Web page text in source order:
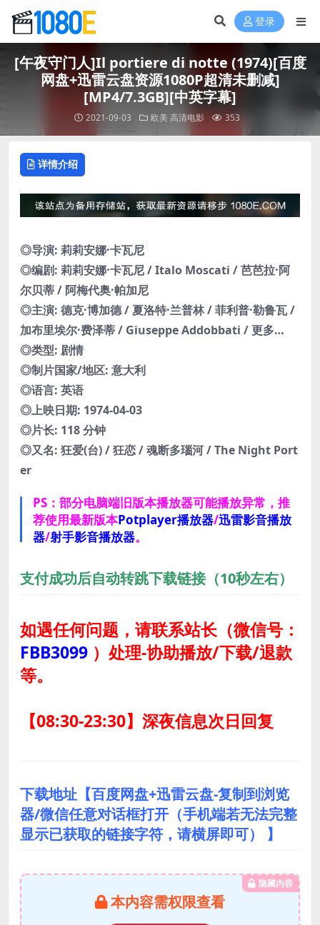
登录
[午夜守门人]Il portiere di notte (1974)[百度
网盘+迅雷云盘资源1080P超清未删减]
[MP4/7.3GB][中英字幕]
2021-09-03 欧美高清电影 353
详情介绍
◎导演: 莉莉安娜·卡瓦尼
◎编剧: 莉莉安娜·卡瓦尼 / Italo Moscati / 芭芭拉·阿
尔贝蒂 / 阿梅代奥·帕加尼
◎主演: 德克·博加德 / 夏洛特·兰普林 / 菲利普·勒鲁瓦 /
加布里埃尔·费泽蒂 / Giuseppe Addobbati / 更多…
◎类型: 剧情
◎制片国家/地区: 意大利
◎语言: 英语
◎上映日期: 1974-04-03
◎片长: 118 分钟
◎又名: 狂爱(台) / 狂恋 / 魂断多瑙河 / The Night Port
er
PS：部分电脑端旧版本播放器可能播放异常，推
荐使用最新版本Potplayer播放器/迅雷影音播放
器/射手影音播放器。
支付成功后自动转跳下载链接（10秒左右）
如遇任何问题，请联系站长（微信号：
FBB3099 ） 处理-协助播放/下载/退款
等。
【08:30-23:30】深夜信息次日回复
下载地址【百度网盘+迅雷云盘-复制到浏览
器/微信任意对话框打开（手机端若无法完整
显示已获取的链接字符，请横屏即可） 】
隐藏内容
本内容需权限查看